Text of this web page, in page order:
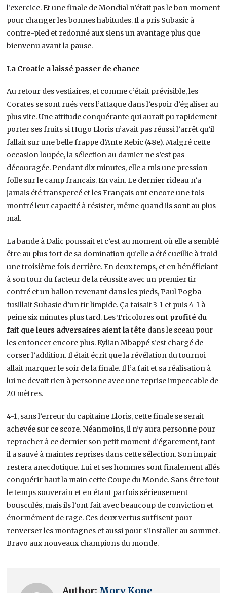
l’exercice. Et une finale de Mondial n’était pas le bon moment
pour changer les bonnes habitudes. Il a pris Subasic à
contre-pied et redonné aux siens un avantage plus que
bienvenu avant la pause.
La Croatie a laissé passer de chance
Au retour des vestiaires, et comme c’était prévisible, les
Corates se sont rués vers l’attaque dans l’espoir d’égaliser au
plus vite. Une attitude conquérante qui aurait pu rapidement
porter ses fruits si Hugo Lloris n’avait pas réussi l’arrêt qu’il
fallait sur une belle frappe d’Ante Rebic (48e). Malgré cette
occasion loupée, la sélection au damier ne s’est pas
découragée. Pendant dix minutes, elle a mis une pression
folle sur le camp français. En vain. Le dernier rideau n’a
jamais été transpercé et les Français ont encore une fois
montré leur capacité à résister, même quand ils sont au plus
mal.
La bande à Dalic poussait et c’est au moment où elle a semblé
être au plus fort de sa domination qu’elle a été cueillie à froid
une troisième fois derrière. En deux temps, et en bénéficiant
à son tour du facteur de la réussite avec un premier tir
contré et un ballon revenant dans les pieds, Paul Pogba
fusillait Subasic d’un tir limpide. Ça faisait 3-1 et puis 4-1 à
peine six minutes plus tard. Les Tricolores ont profité du
fait que leurs adversaires aient la tête dans le sceau pour
les enfoncer encore plus. Kylian Mbappé s’est chargé de
corser l’addition. Il était écrit que la révélation du tournoi
allait marquer le soir de la finale. Il l’a fait et sa réalisation à
lui ne devait rien à personne avec une reprise impeccable de
20 mètres.
4-1, sans l’erreur du capitaine Lloris, cette finale se serait
achevée sur ce score. Néanmoins, il n’y aura personne pour
reprocher à ce dernier son petit moment d’égarement, tant
il a sauvé à maintes reprises dans cette sélection. Son impair
restera anecdotique. Lui et ses hommes sont finalement allés
conquérir haut la main cette Coupe du Monde. Sans être tout
le temps souverain et en étant parfois sérieusement
bousculés, mais ils l’ont fait avec beaucoup de conviction et
énormément de rage. Ces deux vertus suffisent pour
renverser les montagnes et aussi pour s’installer au sommet.
Bravo aux nouveaux champions du monde.
Author: Mory Kone